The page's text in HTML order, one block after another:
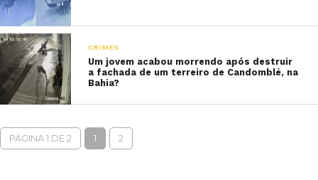
CRIMES
Um jovem acabou morrendo após destruir
a fachada de um terreiro de Candomblé, na
Bahia?
PÁGINA 1 DE 2 1 2